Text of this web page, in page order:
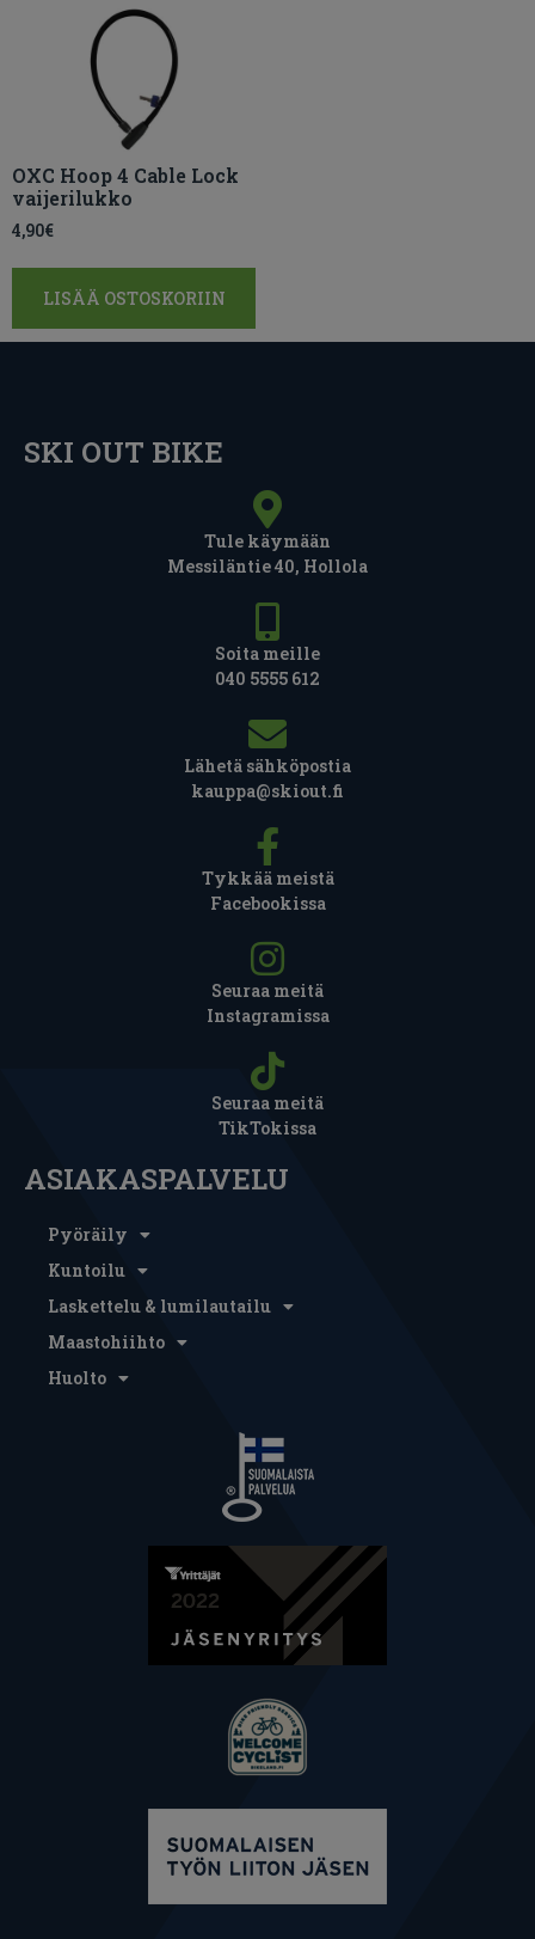
OXC Hoop 4 Cable Lock
vaijerilukko
4,90€
LISÄÄ OSTOSKORIIN
SKI OUT BIKE
Tule käymään
Messiläntie 40, Hollola
Soita meille
040 5555 612
Lähetä sähköpostia
kauppa@skiout.fi
Tykkää meistä
Facebookissa
Seuraa meitä
Instagramissa
Seuraa meitä
TikTokissa
ASIAKASPALVELU
Pyöräily
Kuntoilu
Laskettelu & lumilautailu
Maastohiihto
Huolto